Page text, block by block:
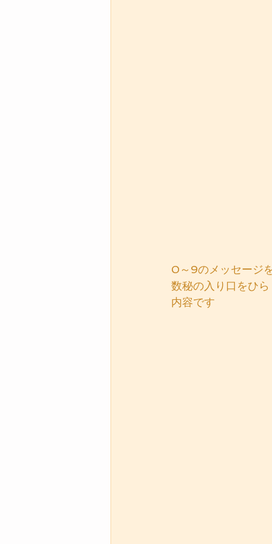
0～9のメッセージ
数秘の入り口をひら
内容です